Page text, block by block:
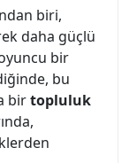
biri,
daha güçlü
bir
bu
birtopluluk